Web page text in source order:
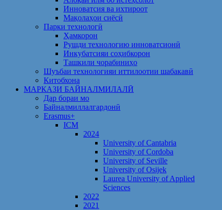
Инноватсия ва ихтироот
Мақолаҳои сиёсӣ
Парки технологӣ
Ҳамкорон
Рушди технологию инноватсионӣ
Инкубатсияи соҳибкорон
Ташкили чорабиниҳо
Шуъбаи технологияи иттилоотии шабакавӣ
Китобхона
МАРКАЗИ БАЙНАЛМИЛАЛӢ
Дар бораи мо
Байналмиллалгардонӣ
Erasmus+
ICM
2024
University of Cantabria
University of Cordoba
University of Seville
University of Osijek
Laurea University of Applied
Sciences
2022
2021